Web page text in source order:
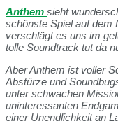
Anthem sieht
schönste Spiel auf dem
verschlägt es uns im
tolle Soundtrack tut da
Aber Anthem ist voller
Abstürze und
unter schwachen
uninteressanten
einer Unendlichkeit an